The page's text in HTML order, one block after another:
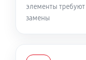
элементы
замены